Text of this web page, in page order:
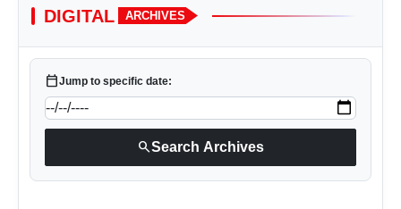
DIGITAL ARCHIVES
calendar_todayJump to specific date:
searchSearch Archives